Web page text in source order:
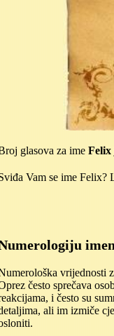
glasova za ime Felix
Vam se ime Felix?
vrijednosti
često sprečava
i često su
ali im izmiče